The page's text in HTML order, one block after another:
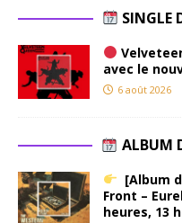
SINGLE
avec le
6 août 2026
ALBUM
[Album
Front –
heures, 13